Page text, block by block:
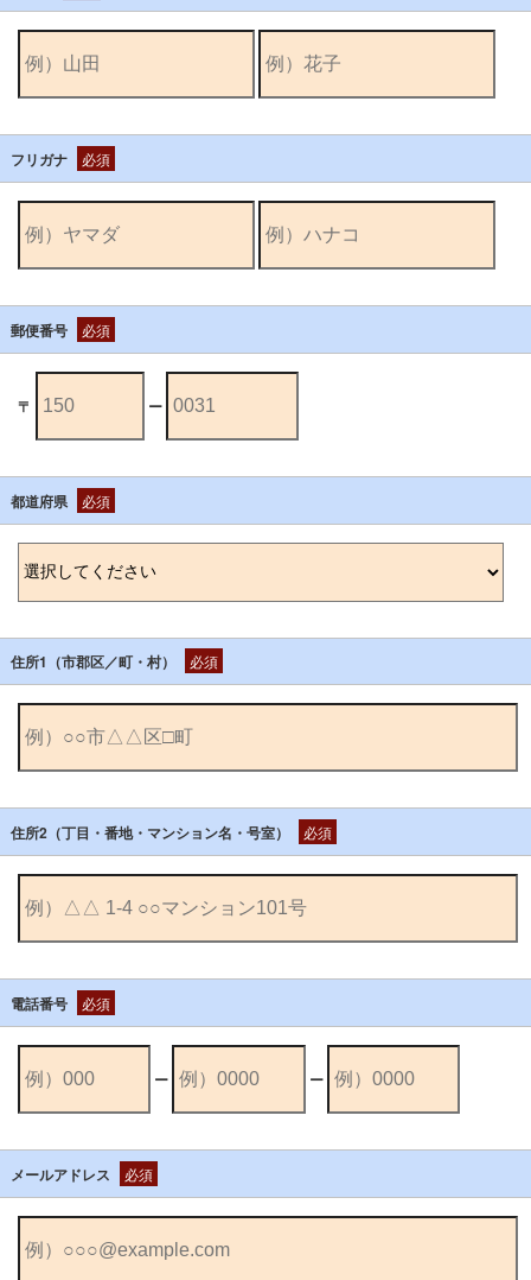
フリガナ 必須
郵便番号 必須
〒 ー
都道府県 必須
住所1（市郡区／町・村） 必須
住所2（丁目・番地・マンション名・号室） 必須
電話番号 必須
ー ー
メールアドレス 必須